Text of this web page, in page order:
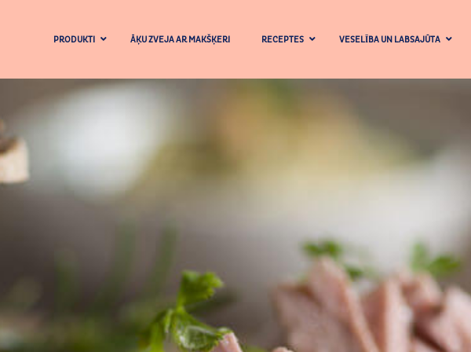
PRODUKTI ĀĶU ZVEJA AR MAKŠĶERI RECEPTES VESELĪBA UN LABSAJŪTA